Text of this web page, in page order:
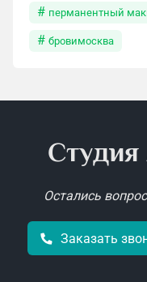
перманентный
бровимосква
Остались
Заказать